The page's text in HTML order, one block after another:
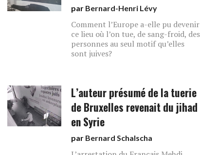
par Bernard-Henri Lévy
Comment l’Europe a-elle pu devenir
ce lieu où l’on tue, de sang-froid, des
personnes au seul motif qu’elles
sont juives?
L’auteur présumé de la tuerie
de Bruxelles revenait du jihad
en Syrie
par Bernard Schalscha